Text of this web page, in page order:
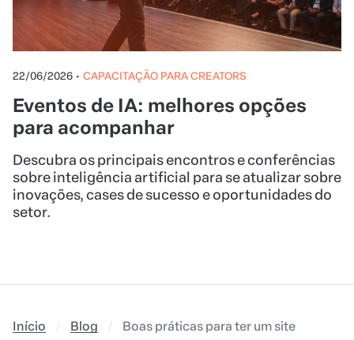
22/06/2026 • CAPACITAÇÃO PARA CREATORS
Eventos de IA: melhores opções
para acompanhar
Descubra os principais encontros e conferências
sobre inteligência artificial para se atualizar sobre
inovações, cases de sucesso e oportunidades do
setor.
Início Blog Boas práticas para ter um site seguro